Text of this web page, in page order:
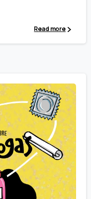
Read more